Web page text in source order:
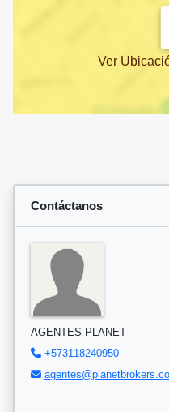
Ver
Contáctanos
AGENTES PLANET
+573118240950